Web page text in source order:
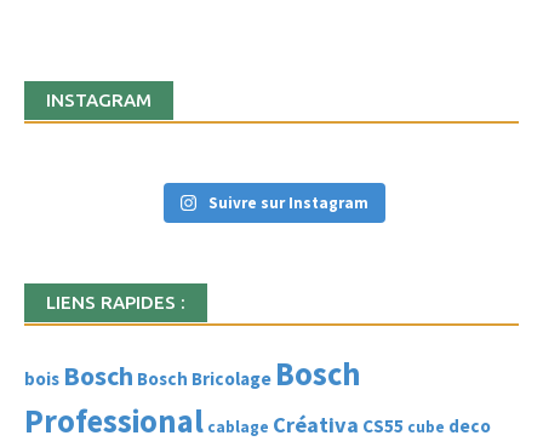
INSTAGRAM
Suivre sur Instagram
LIENS RAPIDES :
bois Bosch Bosch Bricolage Bosch
Professional cablage Créativa CS55 cube deco